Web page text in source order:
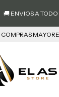
ENVIOS A TODO EL
COMPRAS